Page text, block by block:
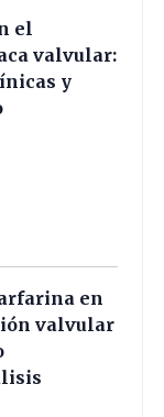
el
valvular:
y
en
valvular